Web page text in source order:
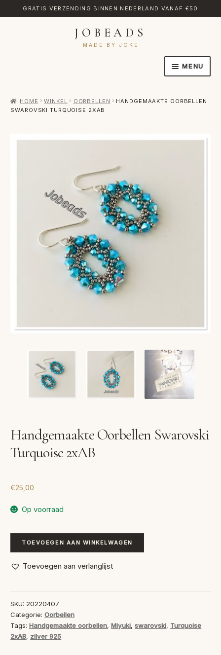
GRATIS VERZENDING BINNEN NEDERLAND VANAF €50
JOBEADS
MADE BY JOKE
MENU
AFREKENEN
RETOURNEREN
VERLANGLIJST
VERZENDKOSTEN
VOLG BESTELLING
HOME WINKEL OORBELLEN
HANDGEMAAKTE OORBELLEN
SWAROVSKI TURQUOISE 2XAB
Handgemaakte Oorbellen Swarovski
Turquoise 2xAB
€25,00
Op voorraad
Handgemaakte
Oorbellen
Swarovski
aantal
TOEVOEGEN AAN WINKELWAGEN
Toevoegen aan verlanglijst
SKU: 20220407
Categorie:Oorbellen
Tags:Handgemaakte oorbellen,Miyuki,swarovski, Turquoise
2xAB, zilver 925